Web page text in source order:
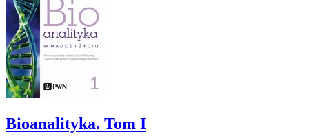
Bioanalityka. Tom I